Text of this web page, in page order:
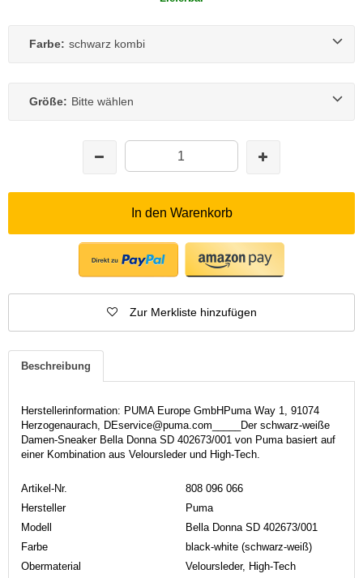
Farbe: schwarz kombi
Größe: Bitte wählen
In den Warenkorb
Zur Merkliste hinzufügen
Beschreibung
Herstellerinformation: PUMA Europe GmbHPuma Way 1, 91074
Herzogenaurach, DEservice@puma.com_____Der schwarz-weiße
Damen-Sneaker Bella Donna SD 402673/001 von Puma basiert auf
einer Kombination aus Veloursleder und High-Tech.
Artikel-Nr.
808 096 066
Hersteller
Puma
Modell
Bella Donna SD 402673/001
Farbe
black-white (schwarz-weiß)
Obermaterial
Veloursleder, High-Tech